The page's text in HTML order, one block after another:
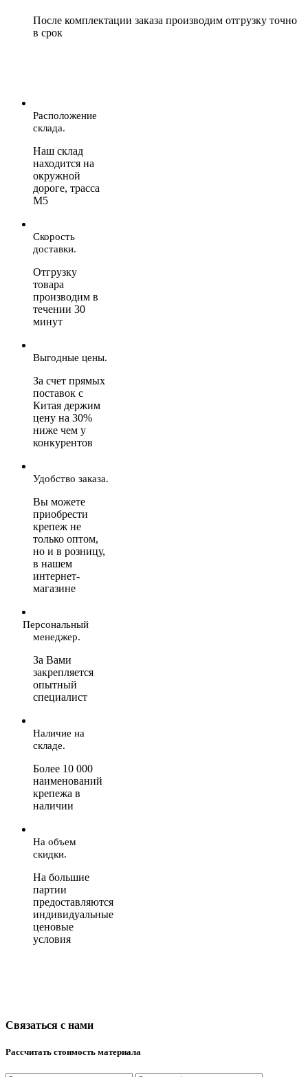
После комплектации заказа производим отгрузку точно
в срок
Расположение
склада.
Наш склад
находится на
окружной
дороге, трасса
М5
Скорость
доставки.
Отгрузку
товара
производим в
течении 30
минут
Выгодные цены.
За счет прямых
поставок с
Китая держим
цену на 30%
ниже чем у
конкурентов
Удобство заказа.
Вы можете
приобрести
крепеж не
только оптом,
но и в розницу,
в нашем
интернет-
магазине
Персональный
менеджер.
За Вами
закрепляется
опытный
специалист
Наличие на
складе.
Более 10 000
наименований
крепежа в
наличии
На объем
скидки.
На большие
партии
предоставляются
индивидуальные
ценовые
условия
Связаться с нами
Рассчитать стоимость материала